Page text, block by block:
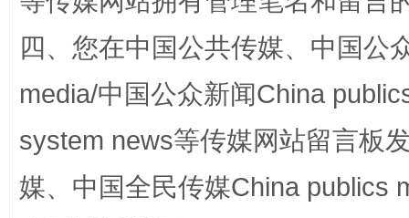
站台名比不上好声名
四、您在中国公共传媒、中国公
media/中国公众新闻China
system news等传媒网站留言板
媒、中国全民传媒China publics